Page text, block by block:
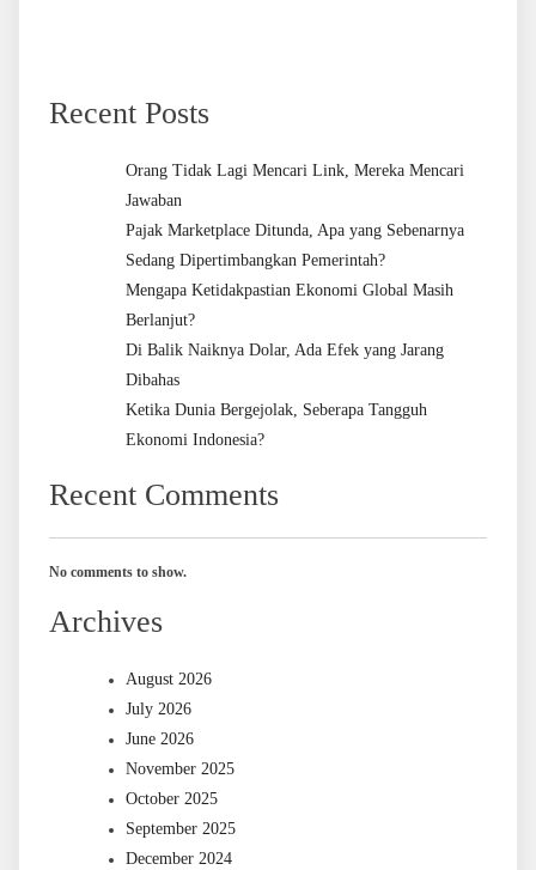
Recent Posts
Orang Tidak Lagi Mencari Link, Mereka Mencari
Jawaban
Pajak Marketplace Ditunda, Apa yang Sebenarnya
Sedang Dipertimbangkan Pemerintah?
Mengapa Ketidakpastian Ekonomi Global Masih
Berlanjut?
Di Balik Naiknya Dolar, Ada Efek yang Jarang
Dibahas
Ketika Dunia Bergejolak, Seberapa Tangguh
Ekonomi Indonesia?
Recent Comments
No comments to show.
Archives
August 2026
July 2026
June 2026
November 2025
October 2025
September 2025
December 2024